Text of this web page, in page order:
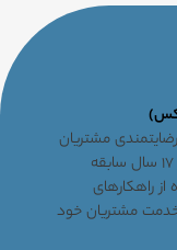
مشتریان
خود را اولویت اول قرارداده و در طول بیش از ۱۷ سال سابقه
راهکارهای
خدمت مشتریان خود